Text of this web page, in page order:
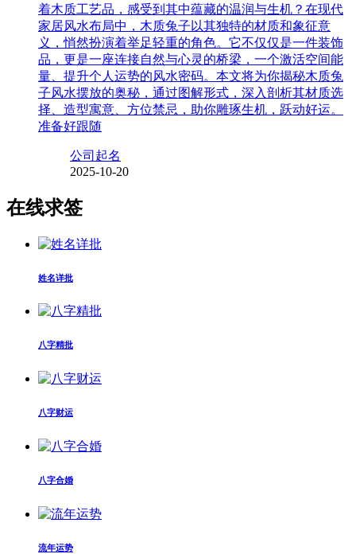
着木质工艺品，感受到其中蕴藏的温润与生机？在现代
家居风水布局中，木质兔子以其独特的材质和象征意
义，悄然扮演着举足轻重的角色。它不仅仅是一件装饰
品，更是一座连接自然与心灵的桥梁，一个激活空间能
量、提升个人运势的风水密码。本文将为你揭秘木质兔
子风水摆放的奥秘，通过图解形式，深入剖析其材质选
择、造型寓意、方位禁忌，助你雕琢生机，跃动好运。
准备好跟随
公司起名
2025-10-20
在线求签
姓名详批
八字精批
八字财运
八字合婚
流年运势